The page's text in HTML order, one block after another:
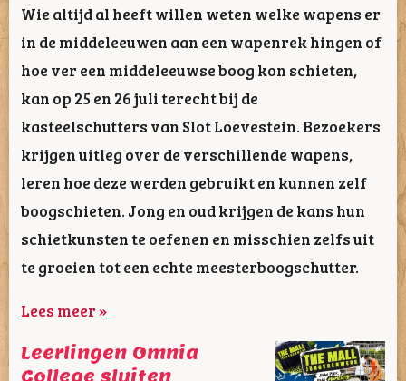
Wie altijd al heeft willen weten welke wapens er
in de middeleeuwen aan een wapenrek hingen of
hoe ver een middeleeuwse boog kon schieten,
kan op 25 en 26 juli terecht bij de
kasteelschutters van Slot Loevestein. Bezoekers
krijgen uitleg over de verschillende wapens,
leren hoe deze werden gebruikt en kunnen zelf
boogschieten. Jong en oud krijgen de kans hun
schietkunsten te oefenen en misschien zelfs uit
te groeien tot een echte meesterboogschutter.
Lees meer »
Leerlingen Omnia
College sluiten